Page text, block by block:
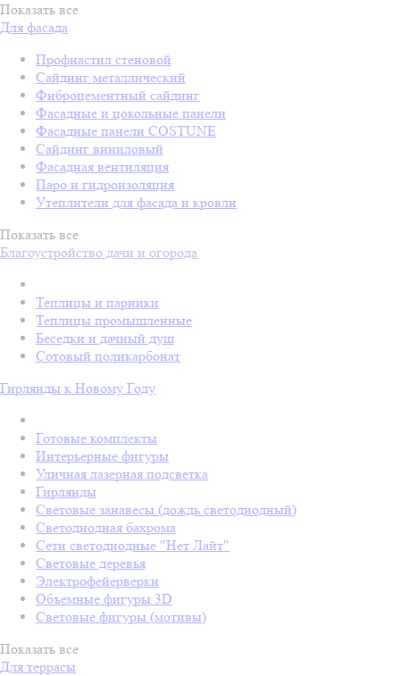
Показать все
Для фасада
Профнастил стеновой
Сайдинг металлический
Фиброцементный сайдинг
Фасадные и цокольные панели
Фасадные панели COSTUNE
Сайдинг виниловый
Фасадная вентиляция
Паро и гидроизоляция
Утеплители для фасада и кровли
Показать все
Благоустройство дачи и огорода
Теплицы и парники
Теплицы промышленные
Беседки и дачный душ
Сотовый поликарбонат
Гирлянды к Новому Году
Готовые комплекты
Интерьерные фигуры
Уличная лазерная подсветка
Гирлянды
Световые занавесы (дождь светодиодный)
Светодиодная бахрома
Сети светодиодные "Нет Лайт"
Световые деревья
Электрофейерверки
Объемные фигуры 3D
Световые фигуры (мотивы)
Показать все
Для террасы